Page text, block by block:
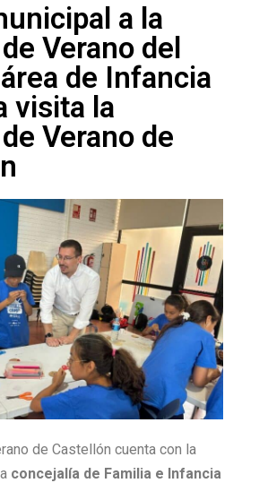
a la
Verano del
de Infancia
visita la
Verano de
de Castellón cuenta con la
concejalía de Familia e Infancia